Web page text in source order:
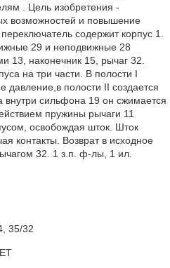
. Цель изобретения -
возможностей и повышение
содержит корпус 1.
29 и неподвижные 28
13, наконечник 15, рычаг 32.
на три части. В полости I
давление,в полости II создается
внутри сильфона 19 он сжимается
пружины рычаги 11
освобождая шток. Шток
контакты. Возврат в исходное
32. 1 з.п. ф-лы, 1 ил.
35/32